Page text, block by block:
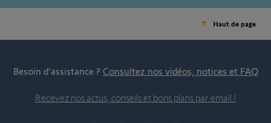
Haut de page
Besoin d’assistance ? Consultez nos vidéos, notices et FAQ
Recevez nos actus, conseils et bons plans par email !